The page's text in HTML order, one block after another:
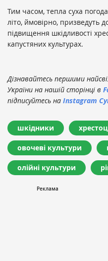
Тим часом, тепла суха
літо, ймовірно, призведуть
підвищення шкідливості
капустяних культурах.
Дізнавайтесь першими
України на нашій сторінці в
підписуйтесь на Instagram
шкідники
овочеві культури
олійні культури